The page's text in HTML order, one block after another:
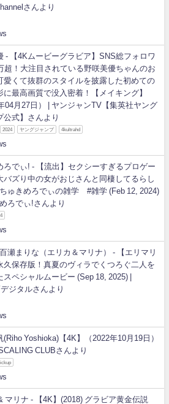
さんより
- 【4Kムービーグラビア】SNS総フォロワ
超！大注目されている野咲美優ちゃんのお
愛くて抜群のスタイルを披露した初めての
に最高画質で没入密着！【メイキング】
04月27日） | ヤンジャンTV【集英社ヤング
公式】さんより
2024 ヤングジャンプ 4kultrahd
ろでぃ! - 【流出】セクシーすぎるプロゲー
バズり中の女がおじさんと同棲してるらし
ゅきめろでぃの雑学 #雑学 (Feb 12, 2024)
めろでぃ!さんより
瀬まりな（エリカ＆マリナ） - 【エリマリ
久保存版！真夏のヴィラでくつろぐ二人を
スペシャルムービー (Sep 18, 2025) |
ジタルさんより
(Riho Yoshioka)【4K】（2022年10月19日）
CLUBさんより
マリナ - 【4K】(2018) グラビア黄金伝説